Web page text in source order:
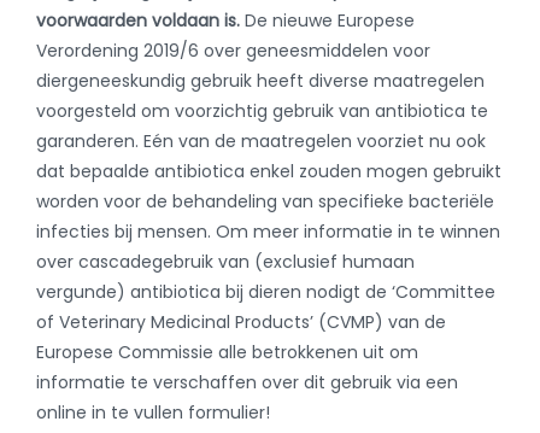
voorwaarden voldaan is. De nieuwe Europese
Verordening 2019/6 over geneesmiddelen voor
diergeneeskundig gebruik heeft diverse maatregelen
voorgesteld om voorzichtig gebruik van antibiotica te
garanderen. Eén van de maatregelen voorziet nu ook
dat bepaalde antibiotica enkel zouden mogen gebruikt
worden voor de behandeling van specifieke bacteriële
infecties bij mensen. Om meer informatie in te winnen
over cascadegebruik van (exclusief humaan
vergunde) antibiotica bij dieren nodigt de ‘Committee
of Veterinary Medicinal Products’ (CVMP) van de
Europese Commissie alle betrokkenen uit om
informatie te verschaffen over dit gebruik via een
online in te vullen formulier!